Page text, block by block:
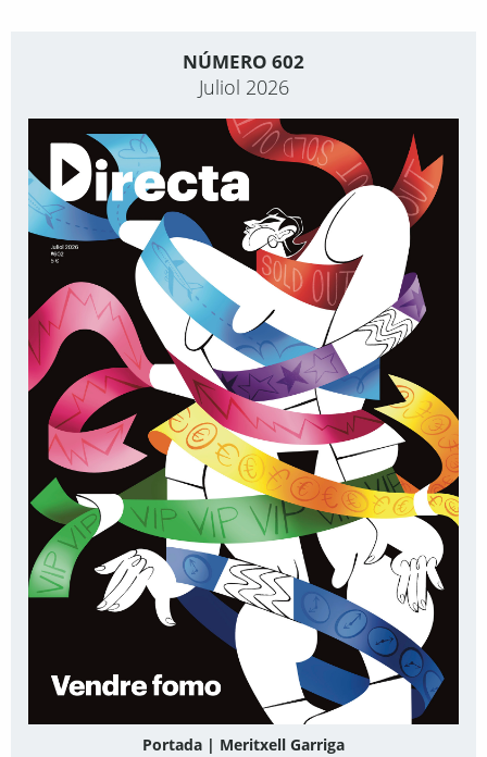
NÚMERO 602
Juliol 2026
Portada | Meritxell Garriga